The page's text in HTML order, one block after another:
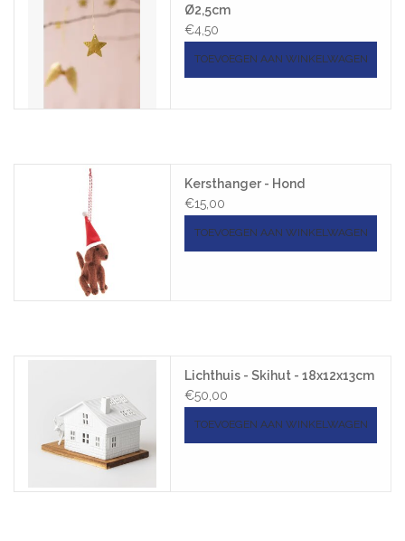
Ø2,5cm
€4,50
TOEVOEGEN AAN WINKELWAGEN
Kersthanger - Hond
€15,00
TOEVOEGEN AAN WINKELWAGEN
Lichthuis - Skihut - 18x12x13cm
€50,00
TOEVOEGEN AAN WINKELWAGEN